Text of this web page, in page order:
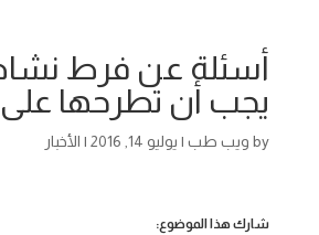
أسئلة عن فرط نشاط
يجب أن تطرحها
by ويب طب| يوليو 14, 2016 | الأخبار
شارك هذا الموضوع: